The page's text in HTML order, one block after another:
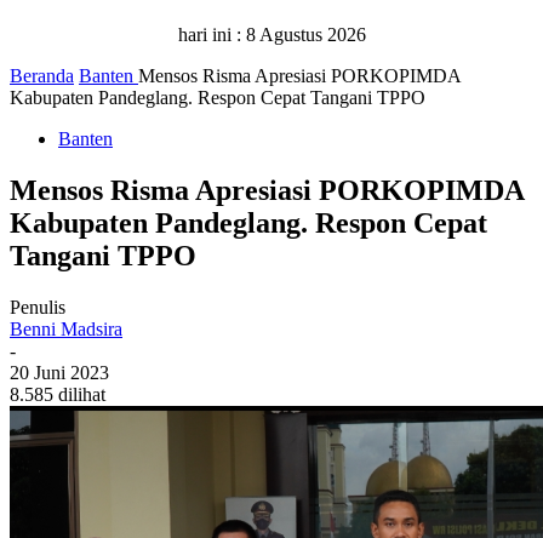
hari ini : 8 Agustus 2026
Beranda Banten Mensos Risma Apresiasi PORKOPIMDA
Kabupaten Pandeglang. Respon Cepat Tangani TPPO
Banten
Mensos Risma Apresiasi PORKOPIMDA
Kabupaten Pandeglang. Respon Cepat
Tangani TPPO
Penulis
Benni Madsira
-
20 Juni 2023
8.585 dilihat